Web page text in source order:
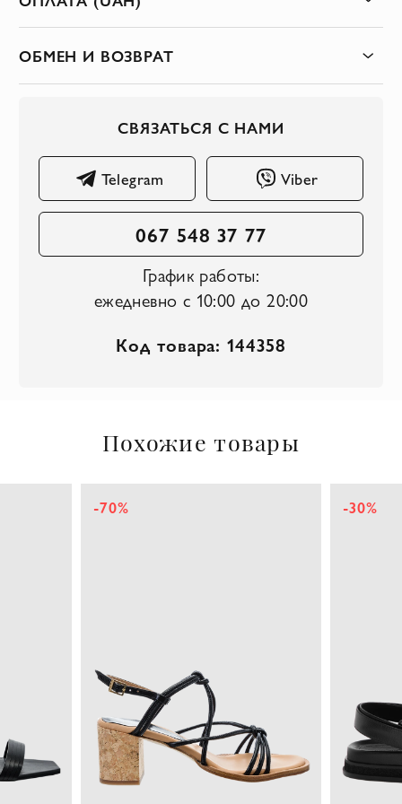
ОБМЕН И ВОЗВРАТ
СВЯЗАТЬСЯ С НАМИ
Telegram Viber
067 548 37 77
График работы:
ежедневно с 10:00 до 20:00
Код товара: 144358
Похожие товары
-70% -30%